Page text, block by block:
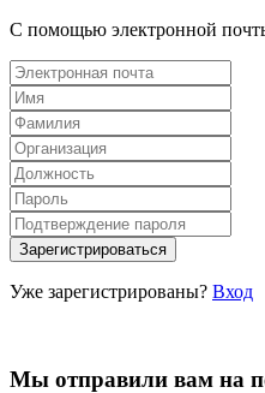
С помощью электронной
Уже зарегистрированы? Вход
Мы отправили вам на